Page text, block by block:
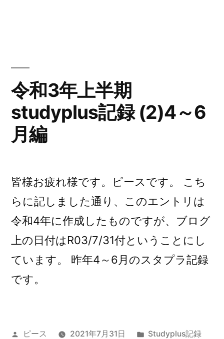
studyplus
録
月
編)
令和3年上半期
studyplus記録 (2)4～6
月編
皆様お疲れ様です。ピースです。 こち
らに記しました通り、このエントリは
令和4年に作成したものですが、ブログ
上の日付はR03/7/31付ということにし
ています。 昨年4～6月のスタプラ記録
です。
投
ピース 2021年7月31日
カ
Studyplus記録